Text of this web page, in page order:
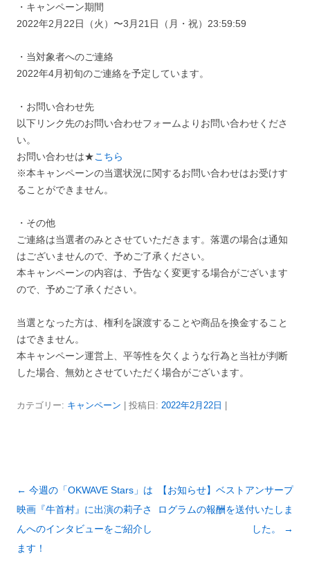
・キャンペーン期間
2022年2月22日（火）〜3月21日（月・祝）23:59:59
・当対象者へのご連絡
2022年4月初旬のご連絡を予定しています。
・お問い合わせ先
以下リンク先のお問い合わせフォームよりお問い合わせくださ
い。
お問い合わせは★こちら
※本キャンペーンの当選状況に関するお問い合わせはお受けす
ることができません。
・その他
ご連絡は当選者のみとさせていただきます。落選の場合は通知
はございませんので、予めご了承ください。
本キャンペーンの内容は、予告なく変更する場合がございます
ので、予めご了承ください。
当選となった方は、権利を譲渡することや商品を換金すること
はできません。
本キャンペーン運営上、平等性を欠くような行為と当社が判断
した場合、無効とさせていただく場合がございます。
カテゴリー: キャンペーン | 投稿日: 2022年2月22日
投
稿
ナ
ビ
← 今週の「OKWAVE Stars」は
映画『牛首村』に出演の莉子さ
んへのインタビューをご紹介し
ます！
【お知らせ】ベストアンサープ
ログラムの報酬を送付いたしま
した。
→